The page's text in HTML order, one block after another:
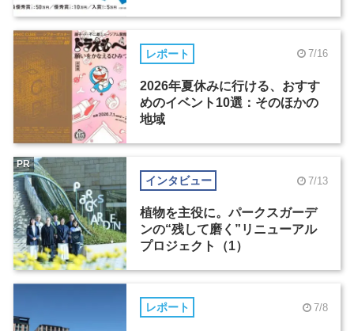
レポート 7/16
2026年夏休みに行ける、おすす
めのイベント10選：そのほかの
地域
インタビュー 7/13
植物を主役に。パークスガーデ
ンの“残して磨く”リニューアル
プロジェクト（1）
PR
レポート 7/8